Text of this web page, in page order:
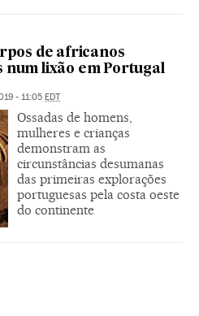
de africanos
num lixão em Portugal
- 11:05 EDT
Ossadas de homens,
mulheres e crianças
demonstram as
circunstâncias desumanas
das primeiras explorações
portuguesas pela costa oeste
do continente